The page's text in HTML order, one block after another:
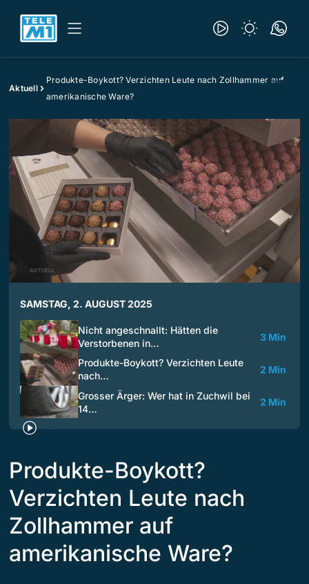
Aktuell
Produkte-Boykott? Verzichten Leute nach Zollhammer auf
amerikanische Ware?
SAMSTAG, 2. AUGUST 2025
Nicht angeschnallt: Hätten die
Verstorbenen in…
3 Min
Produkte-Boykott? Verzichten Leute
nach…
2 Min
Grosser Ärger: Wer hat in Zuchwil bei
14…
2 Min
Produkte-Boykott?
Verzichten Leute nach
Zollhammer auf
amerikanische Ware?